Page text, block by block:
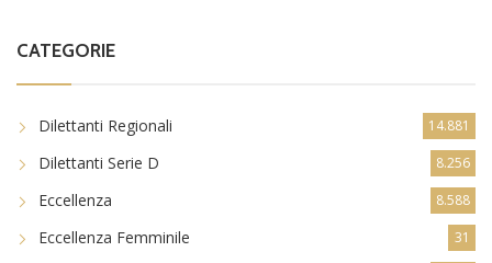
CATEGORIE
Dilettanti Regionali 14.881
Dilettanti Serie D 8.256
Eccellenza 8.588
Eccellenza Femminile 31